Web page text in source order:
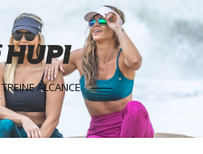
ALCANCE